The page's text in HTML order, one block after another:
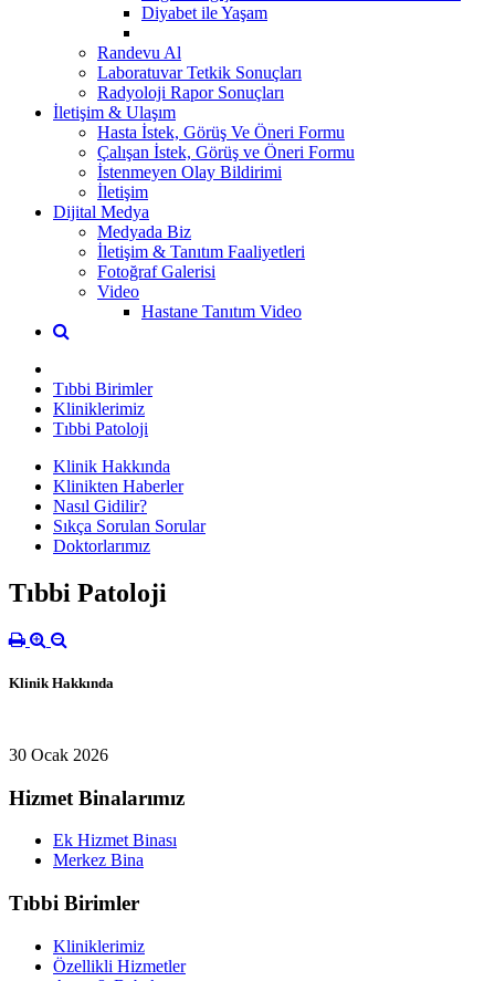
Diyabet ile Yaşam
Randevu Al
Laboratuvar Tetkik Sonuçları
Radyoloji Rapor Sonuçları
İletişim & Ulaşım
Hasta İstek, Görüş Ve Öneri Formu
Çalışan İstek, Görüş ve Öneri Formu
İstenmeyen Olay Bildirimi
İletişim
Dijital Medya
Medyada Biz
İletişim & Tanıtım Faaliyetleri
Fotoğraf Galerisi
Video
Hastane Tanıtım Video
Tıbbi Birimler
Kliniklerimiz
Tıbbi Patoloji
Klinik Hakkında
Klinikten Haberler
Nasıl Gidilir?
Sıkça Sorulan Sorular
Doktorlarımız
Tıbbi Patoloji
Klinik Hakkında
30 Ocak 2026
Hizmet Binalarımız
Ek Hizmet Binası
Merkez Bina
Tıbbi Birimler
Kliniklerimiz
Özellikli Hizmetler